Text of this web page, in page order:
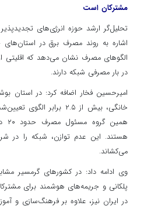
مشترکان است
تحلیل‌گر ارشد حوزه انرژی‌های تجدیدپذیر
اشاره به روند مصرف برق در
الگوهای مصرف نشان می‌دهد که اقلیتی
در بار مصرفی شبکه دارند.
خانگی، بیش از ۲.۵ برابر
هستند. این عدم توازن، شبکه را در
می‌کشاند.
وی ادامه داد: در کشورهای گرمسیر
پلکانی و جریمه‌های هوشمند برای
در ایران نیز، علاوه بر فرهنگ‌سازی و